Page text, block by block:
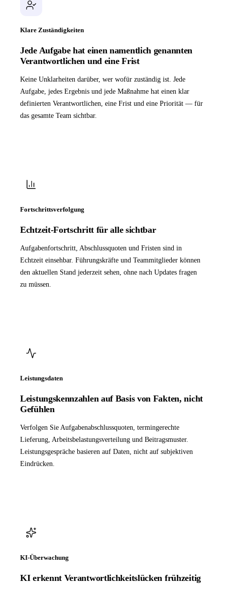
Klare Zuständigkeiten
Jede Aufgabe hat einen namentlich genannten
Verantwortlichen und eine Frist
Keine Unklarheiten darüber, wer wofür zuständig ist. Jede
Aufgabe, jedes Ergebnis und jede Maßnahme hat einen klar
definierten Verantwortlichen, eine Frist und eine Priorität — für
das gesamte Team sichtbar.
Fortschrittsverfolgung
Echtzeit-Fortschritt für alle sichtbar
Aufgabenfortschritt, Abschlussquoten und Fristen sind in
Echtzeit einsehbar. Führungskräfte und Teammitglieder können
den aktuellen Stand jederzeit sehen, ohne nach Updates fragen
zu müssen.
Leistungsdaten
Leistungskennzahlen auf Basis von Fakten, nicht
Gefühlen
Verfolgen Sie Aufgabenabschlussquoten, termingerechte
Lieferung, Arbeitsbelastungsverteilung und Beitragsmuster.
Leistungsgespräche basieren auf Daten, nicht auf subjektiven
Eindrücken.
KI-Überwachung
KI erkennt Verantwortlichkeitslücken frühzeitig